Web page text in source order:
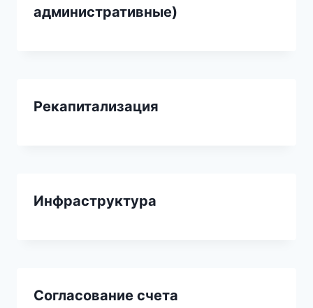
административные)
Рекапитализация
Инфраструктура
Согласование счета